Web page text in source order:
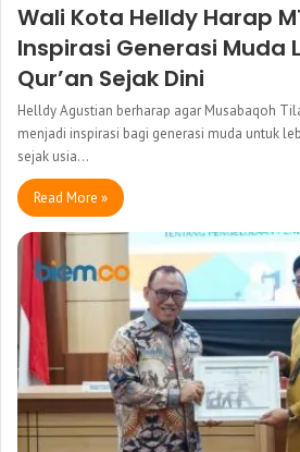
Wali Kota Helldy Harap
Inspirasi Generasi Muda
Qur’an Sejak Dini
Helldy Agustian berharap agar Musabaqoh
menjadi inspirasi bagi generasi muda untuk
sejak usia…
Read More »